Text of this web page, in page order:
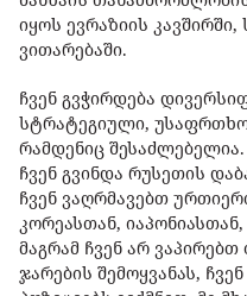
იყოს ევრაზიის
ვითარებაში.
ჩვენ გვჭირდება
სტრატეგიული,
რამდენიც
ჩვენ გვინდა რუსეთის
ჩვენ ვაღრმავებთ
კორეასთან,
მაგრამ ჩვენ არ
ჯარების შემოყვანას,